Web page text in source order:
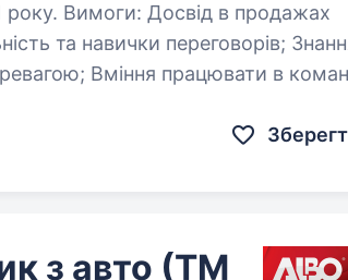
в команді
з авто (ТМ